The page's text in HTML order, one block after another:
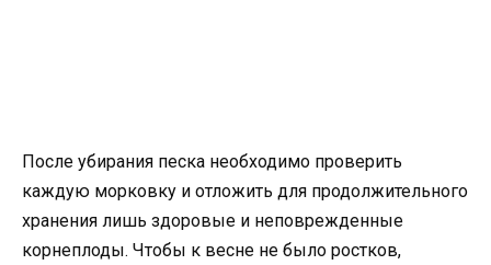
После убирания песка необходимо проверить
каждую морковку и отложить для продолжительного
хранения лишь здоровые и неповрежденные
корнеплоды. Чтобы к весне не было ростков,